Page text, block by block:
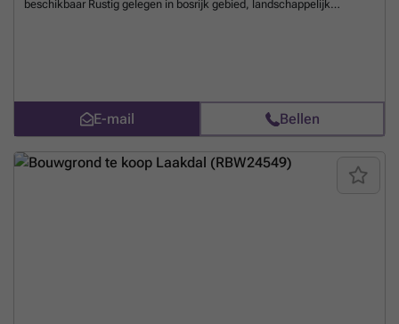
beschikbaar Rustig gelegen in bosrijk gebied, landschappelijk
E-mail Bellen